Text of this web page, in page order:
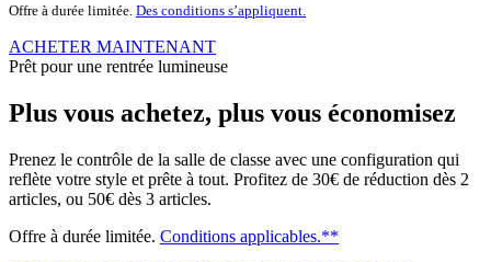
Offre à durée limitée. Des conditions s’appliquent.
ACHETER MAINTENANT
Prêt pour une rentrée lumineuse
Plus vous achetez, plus vous économisez
Prenez le contrôle de la salle de classe avec une configuration qui
reflète votre style et prête à tout. Profitez de 30€ de réduction dès 2
articles, ou 50€ dès 3 articles.
Offre à durée limitée. Conditions applicables.**